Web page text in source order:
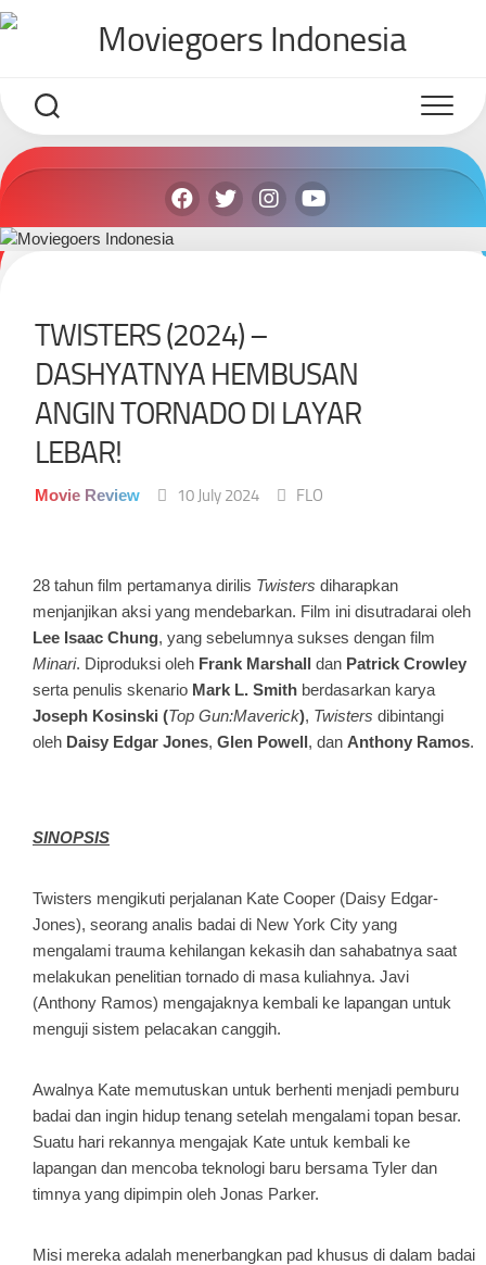
Skip
to
TWISTERS (2024) –
DASHYATNYA HEMBUSAN
ANGIN TORNADO DI LAYAR
LEBAR!
Movie Review 10 July 2024 FLO
28 tahun film pertamanya dirilis Twisters diharapkan
menjanjikan aksi yang mendebarkan. Film ini disutradarai oleh
Lee Isaac Chung, yang sebelumnya sukses dengan film
Minari. Diproduksi oleh Frank Marshall dan Patrick Crowley
serta penulis skenario Mark L. Smith berdasarkan karya
Joseph Kosinski (Top Gun:Maverick), Twisters dibintangi
oleh Daisy Edgar Jones, Glen Powell, dan Anthony Ramos.
SINOPSIS
Twisters mengikuti perjalanan Kate Cooper (Daisy Edgar-
Jones), seorang analis badai di New York City yang
mengalami trauma kehilangan kekasih dan sahabatnya saat
melakukan penelitian tornado di masa kuliahnya. Javi
(Anthony Ramos) mengajaknya kembali ke lapangan untuk
menguji sistem pelacakan canggih.
Awalnya Kate memutuskan untuk berhenti menjadi pemburu
badai dan ingin hidup tenang setelah mengalami topan besar.
Suatu hari rekannya mengajak Kate untuk kembali ke
lapangan dan mencoba teknologi baru bersama Tyler dan
timnya yang dipimpin oleh Jonas Parker.
Misi mereka adalah menerbangkan pad khusus di dalam badai